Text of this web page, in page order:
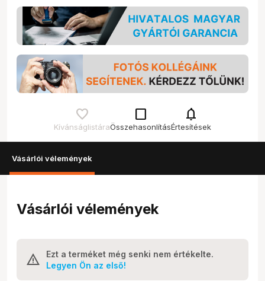
Kívánságlistára
check_box_outline_blank
Összehasonlítás
notifications
Értesítések
Vásárlói vélemények
Vásárlói vélemények
Ezt a terméket még senki nem értékelte.
Legyen Ön az első!